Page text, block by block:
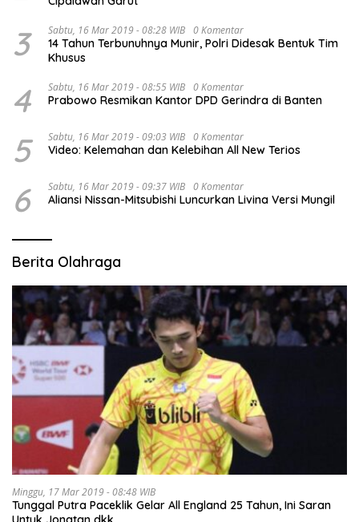
3 Sabtu, 16 Mar 2019 - 08:28 WIB 0 Komentar
14 Tahun Terbunuhnya Munir, Polri Didesak Bentuk Tim
Khusus
4 Sabtu, 16 Mar 2019 - 08:55 WIB 0 Komentar
Prabowo Resmikan Kantor DPD Gerindra di Banten
5 Sabtu, 16 Mar 2019 - 09:03 WIB 0 Komentar
Video: Kelemahan dan Kelebihan All New Terios
6 Sabtu, 16 Mar 2019 - 09:37 WIB 0 Komentar
Aliansi Nissan-Mitsubishi Luncurkan Livina Versi Mungil
Berita Olahraga
Minggu, 17 Mar 2019 - 08:48 WIB
Tunggal Putra Paceklik Gelar All England 25 Tahun, Ini Saran